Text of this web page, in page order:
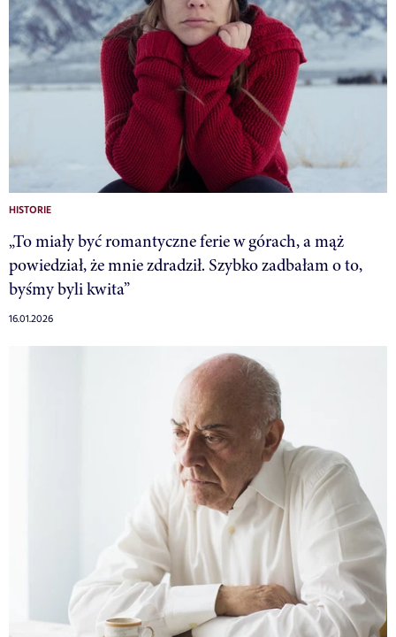
HISTORIE
„To miały być romantyczne ferie w górach, a mąż
powiedział, że mnie zdradził. Szybko zadbałam o to,
byśmy byli kwita”
16.01.2026